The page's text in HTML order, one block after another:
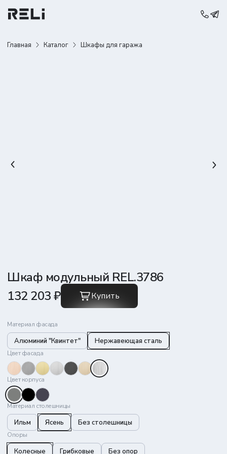
Главная Каталог Шкафы для гаража
Шкаф модульный REL.3786
132 203 ₽
Купить
Материал фасада
Алюминий "Квинтет" Нержавеющая сталь
Цвет фасада
Цвет корпуса
Материал столешницы
Ильм Ясень Без столешницы
Опоры
Колесные Грибковые Без опор